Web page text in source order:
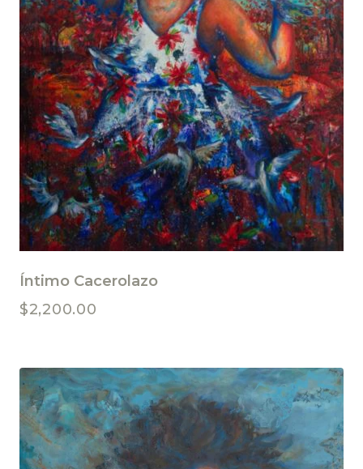
Íntimo Cacerolazo
$2,200.00